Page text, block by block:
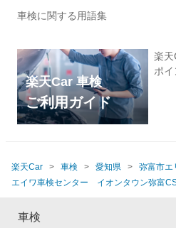
車検に関する用語集
楽天Car 車検
ご利用ガイド
楽
ポ
楽天Car 車検 愛知県
弥富市エ
エイワ車検センター イオンタウン弥富
車検